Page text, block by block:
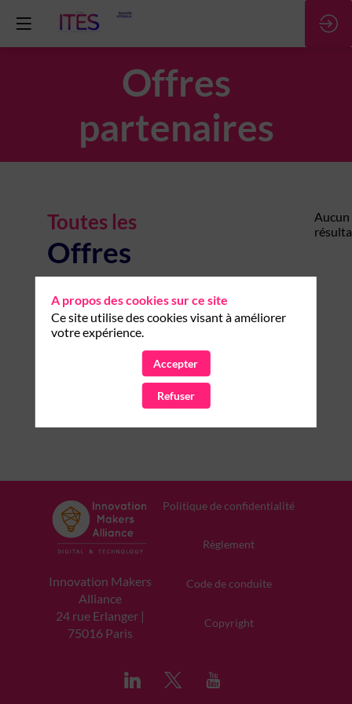
Offres
partenaires
Toutes les
Offres
partenaires
Aucun
Innovation Makers
Alliance
24 rue Erlanger |
75016 Paris
Politique de confidentialité
Règlement
Code de conduite
Copyright
A propos des cookies sur ce site
Ce site utilise des cookies visant à améliorer
votre expérience.
Accepter
Refuser